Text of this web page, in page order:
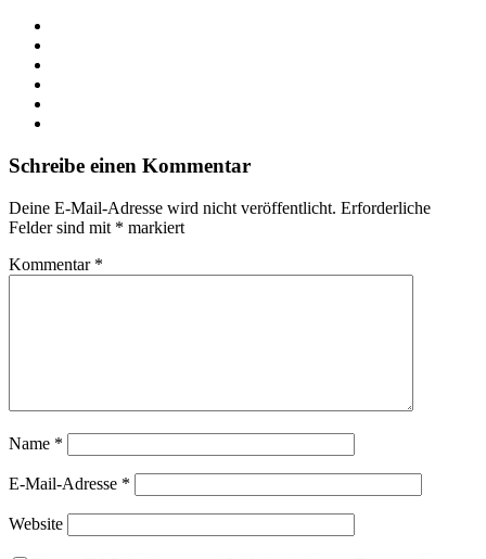
Schreibe einen Kommentar
Deine E-Mail-Adresse wird nicht veröffentlicht. Erforderliche
Felder sind mit * markiert
Kommentar *
Name *
E-Mail-Adresse *
Website